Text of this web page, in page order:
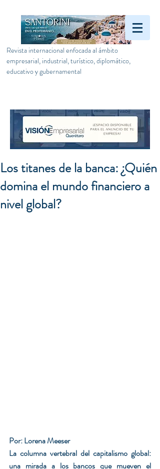
Revista internacional enfocada al ámbito
empresarial, industrial, turístico, diplomático,
educativo y gubernamental
Los titanes de la banca: ¿Quién
domina el mundo financiero a
nivel global?
Por: Lorena Meeser
La columna vertebral del capitalismo global:
una mirada a los bancos que mueven el